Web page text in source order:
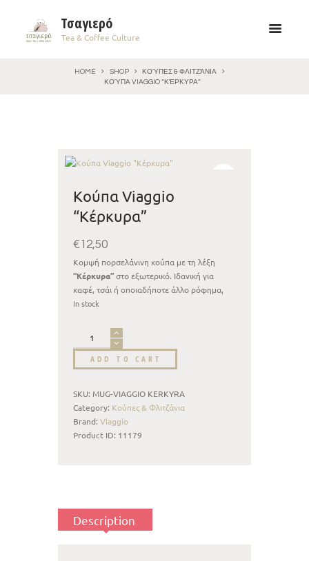
Τσαγιερό
Tea & Coffee Culture
HOME SHOP
ΚΟΎΠΕΣ & ΦΛΙΤΖΆΝΙΑ
ΚΟΎΠΑ VIAGGIO “ΚΈΡΚΥΡΑ”
Κούπα Viaggio
“Κέρκυρα”
€12,50
Κομψή πορσελάνινη κούπα με τη λέξη
“Κέρκυρα”στο εξωτερικό. Ιδανική για
καφέ, τσάι ή οποιαδήποτε άλλο ρόφημα,
αλλά και ως αναμνηστικό δώρο.
In stock
ADD TO CART
SKU: MUG-VIAGGIO KERKYRA
Category: Κούπες & Φλιτζάνια
Brand: Viaggio
Product ID: 11179
Description